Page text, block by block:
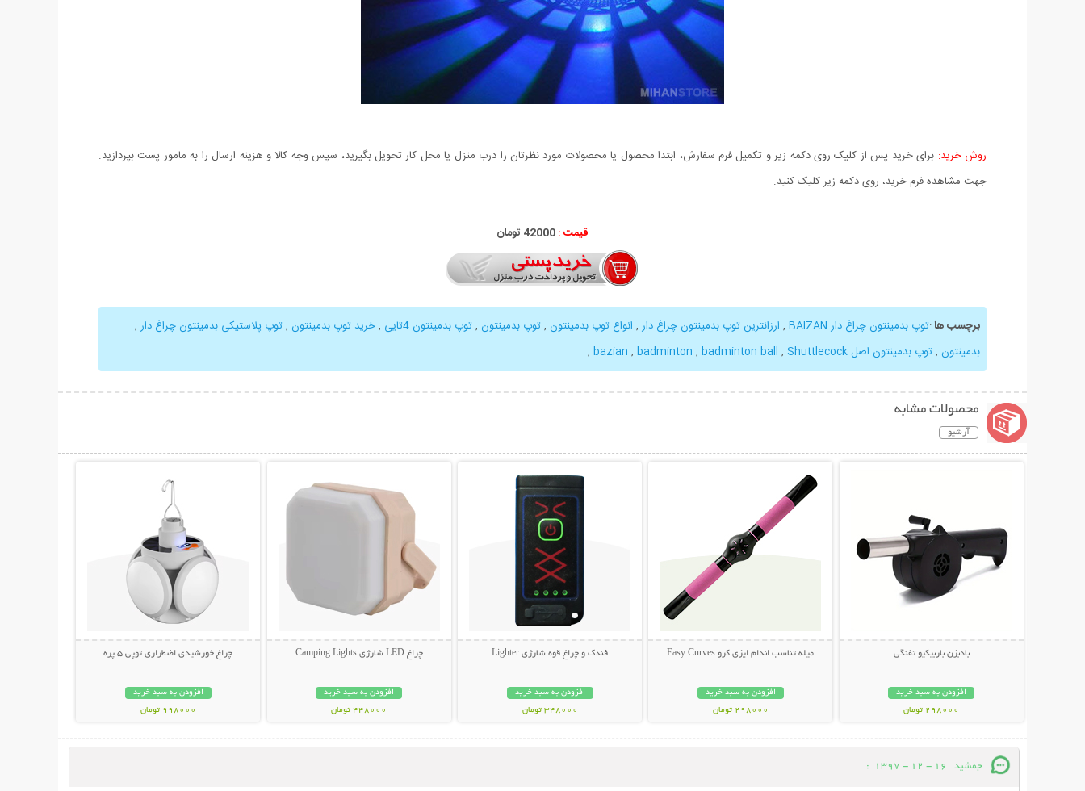
روش خرید: برای خرید پس از کلیک روی دکمه زیر و تکمیل فرم سفارش، ابتدا محصول یا محصولات مورد نظرتان را درب منزل یا محل کار تحویل بگیرید، سپس وجه کالا و هزینه ارسال را به مامور پست بپردازید.
جهت مشاهده فرم خرید، روی دکمه زیر کلیک کنید.
قیمت :42000 تومان
برچسب ها:توپ بدمینتون چراغ دار BAIZAN , ارزانترین توپ بدمینتون چراغ دار , انواع توپ بدمینتون , توپ بدمینتون , توپ بدمینتون 4تایی ,خرید توپ بدمینتون , توپ پلاستیکی بدمینتون چراغ دار ,
بدمینتون , توپ بدمینتون اصل bazian , badminton , badminton ball , Shuttlecock
,
محصولات مشابه
آرشیو
بادبزن باربیکیو تفنگی
افزودن به سبد خرید
298000 تومان
میله تناسب اندام ایزی کرو Easy Curves
افزودن به سبد خرید
298000 تومان
فندک و چراغ قوه شارژی Lighter
افزودن به سبد خرید
348000 تومان
چراغ LED شارژی Camping Lights
افزودن به سبد خرید
448000 تومان
چراغ خورشیدی اضطراری توپی 5 پره
افزودن به سبد خرید
998000 تومان
جمشید 16 - 12 - 1397
: